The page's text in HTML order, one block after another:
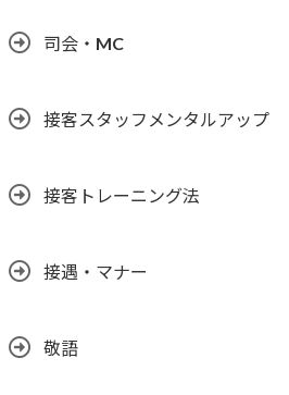
司会・MC
接客スタッフメンタルアップ
接客トレーニング法
接遇・マナー
敬語